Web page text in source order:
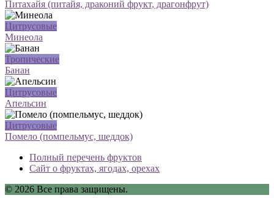
Питахайя (питайя, драконий фрукт, драгонфрут)
Цитрусовые
Минеола
Тропические
Банан
Цитрусовые
Апельсин
Цитрусовые
Помело (помпельмус, шеддок)
Полный перечень фруктов
Сайт о фруктах, ягодах, орехах
© 2026 Все права защищены.